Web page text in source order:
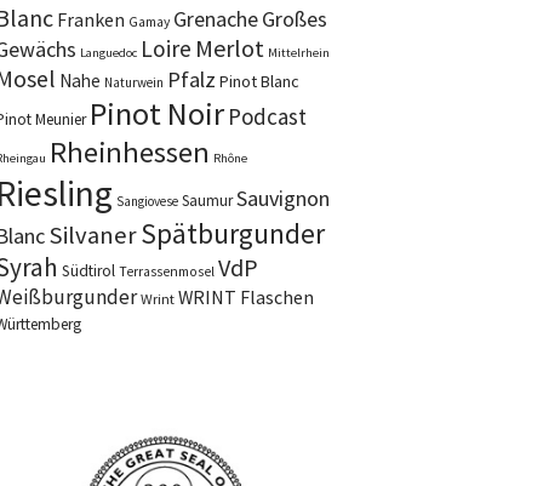
Franken Gamay GrenacheGroßes
Languedoc Loire Merlot Mittelrhein
Nahe Naturwein Pfalz Pinot Blanc
Meunier Pinot Noir Podcast
Rheinhessen Rhône
Sangiovese SaumurSauvignon
SilvanerSpätburgunder
Südtirol Terrassenmosel VdP
Wrint WRINT Flaschen